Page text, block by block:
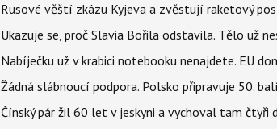
Rusové věští zkázu Kyjeva a zvěstují raketový
Ukazuje se, proč Slavia Bořila odstavila. Tělo už
Nabíječku už v krabici notebooku nenajdete. EU
Žádná slábnoucí podpora. Polsko připravuje 50.
Čínský pár žil 60 let v jeskyni a vychoval tam čtyři